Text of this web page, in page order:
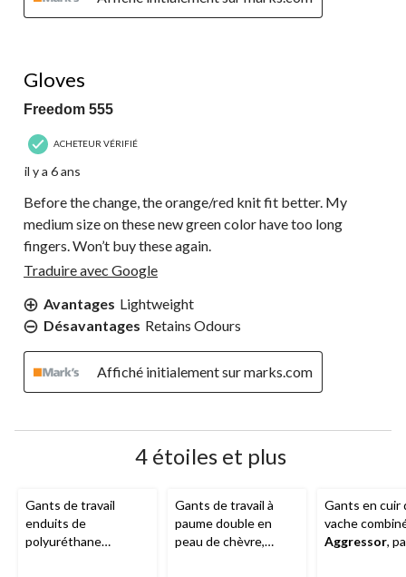
Gloves
Freedom 555
ACHETEUR VÉRIFIÉ
il y a 6 ans
Before the change, the orange/red knit fit better. My
medium size on these new green color have too long
fingers. Won’t buy these again.
Traduire avec Google
Avantages Lightweight
Désavantages Retains Odours
Affiché initialement sur marks.com
4 étoiles et plus
Gants de travail
enduits de
polyuréthane
Gants de travail à
paume double en
peau de chèvre,
Gants en cuir
vache
Aggressor,